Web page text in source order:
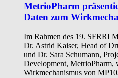
MetrioPharm
Daten zum
Im Rahmen des 19. SFRRI
Dr. Astrid Kaiser, Head of
und Dr. Sara Schumann,
Development, MetrioPharm,
Wirkmechanismus von